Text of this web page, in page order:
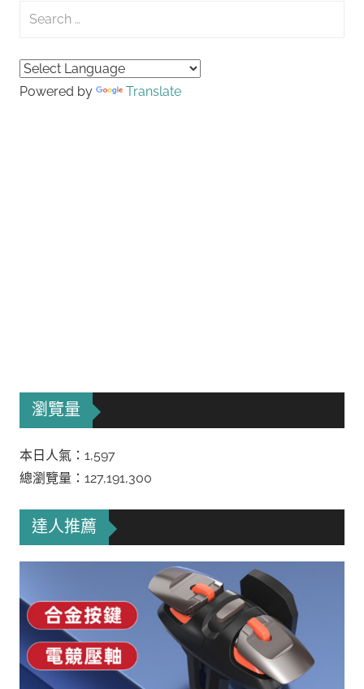
Search
Powered by Translate
瀏覽量
本日人氣：1,597
總瀏覽量：127,191,300
達人推薦